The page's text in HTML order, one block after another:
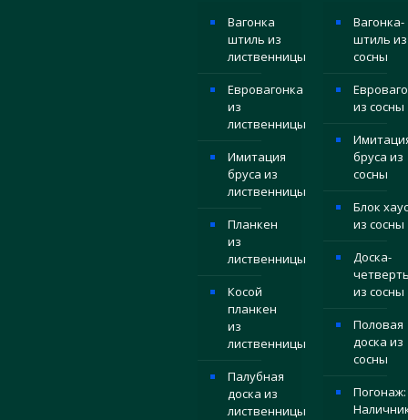
Вагонка
штиль из
лиственницы
Евровагонка
из
лиственницы
Имитация
бруса из
лиственницы
Планкен
из
лиственницы
Косой
планкен
из
лиственницы
Палубная
доска из
лиственницы
Вагонка-
штиль из
сосны
из сосны
бруса из
сосны
Блок хаус
из сосны
Доска-
из сосны
Половая
доска из
сосны
Погонаж: